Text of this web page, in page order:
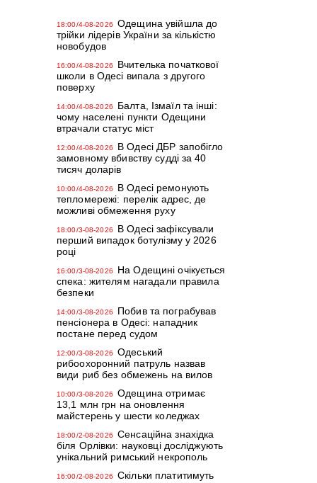
18:00/4-08-2026
Одещина увійшла до
трійки лідерів України за кількістю
новобудов
16:00/4-08-2026
Вчителька початкової
школи в Одесі випала з другого
поверху
14:00/4-08-2026
Балта, Ізмаїл та інші:
чому населені пункти Одещини
втрачали статус міст
12:00/4-08-2026
В Одесі ДБР запобігло
замовному вбивству судді за 40
тисяч доларів
10:00/4-08-2026
В Одесі ремонують
тепломережі: перелік адрес, де
можливі обмеження руху
18:00/3-08-2026
В Одесі зафіксували
перший випадок ботулізму у 2026
році
16:00/3-08-2026
На Одещині очікується
спека: жителям нагадали правила
безпеки
14:00/3-08-2026
Побив та пограбував
пенсіонера в Одесі: нападник
постане перед судом
12:00/3-08-2026
Одеський
рибоохоронний патруль назвав
види риб без обмежень на вилов
10:00/3-08-2026
Одещина отримає
13,1 млн грн на оновлення
майстерень у шести коледжах
18:00/2-08-2026
Сенсаційна знахідка
біля Орлівки: науковці досліджують
унікальний римський некрополь
16:00/2-08-2026
Скільки платитимуть